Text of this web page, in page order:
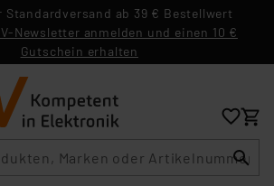
Standardversand ab 39 € Bestellwert
Newsletter anmelden und einen 10 €
Gutschein erhalten